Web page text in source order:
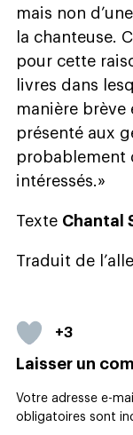
mais non
la chanteuse.
pour cette
livres dans
manière brève
présenté aux
probablement
intéressés.»
Texte Chantal
Traduit de
+3
Laisser un
Votre adresse e-
obligatoires sont